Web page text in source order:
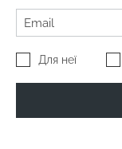
Для неї